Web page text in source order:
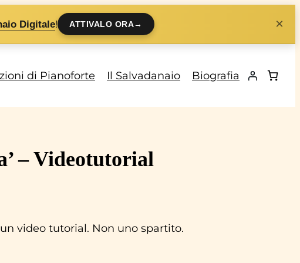
Digitale! ATTIVALO ORA→ ×
di Pianoforte Il Salvadanaio Biografia
– Videotutorial
un video tutorial. Non uno spartito.